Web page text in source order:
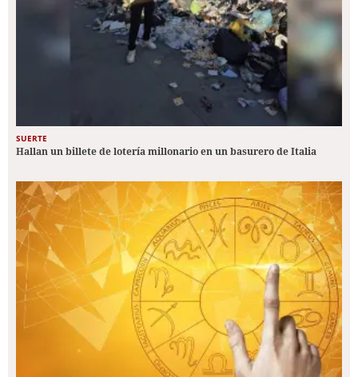
SUERTE
Hallan un billete de lotería millonario en un basurero de Italia